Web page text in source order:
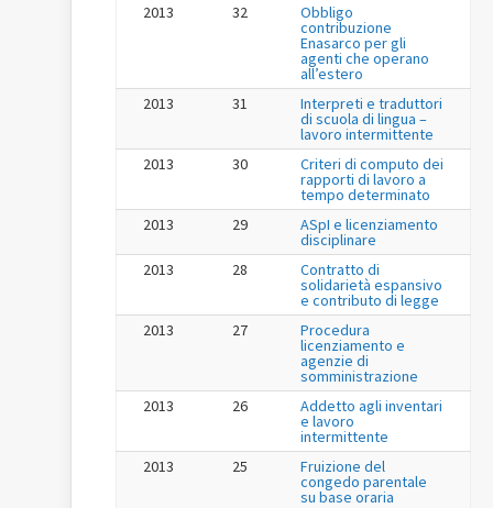
2013
32 Obbligo
contribuzione
Enasarco per gli
agenti che operano
all’estero
2013
31 Interpreti e traduttori
di scuola di lingua –
lavoro intermittente
2013
30 Criteri di computo dei
rapporti di lavoro a
tempo determinato
2013
29 ASpI e licenziamento
disciplinare
2013
28 Contratto di
solidarietà espansivo
e contributo di legge
2013
27 Procedura
licenziamento e
agenzie di
somministrazione
2013
26 Addetto agli inventari
e lavoro
intermittente
2013
25 Fruizione del
congedo parentale
su base oraria